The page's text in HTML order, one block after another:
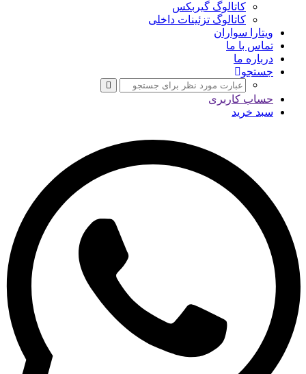
کاتالوگ گیربکس
کاتالوگ تزئینات داخلی
ویتارا سواران
تماس با ما
درباره ما
جستجو
حساب کاربری
سبد خرید